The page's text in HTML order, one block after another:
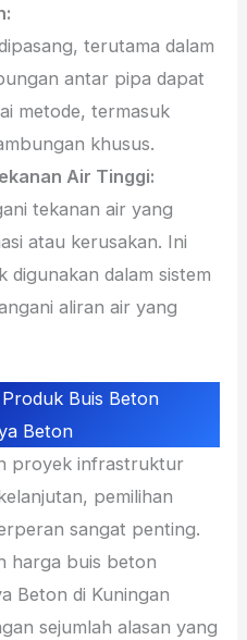
terutama dalam
antar pipa dapat
metode, termasuk
khusus.
Air Tinggi:
tekanan air yang
atau kerusakan. Ini
dalam sistem
aliran air yang
Buis Beton
Beton
proyek infrastruktur
pemilihan
sangat penting.
harga buis beton
Beton di Kuningan
sejumlah alasan yang